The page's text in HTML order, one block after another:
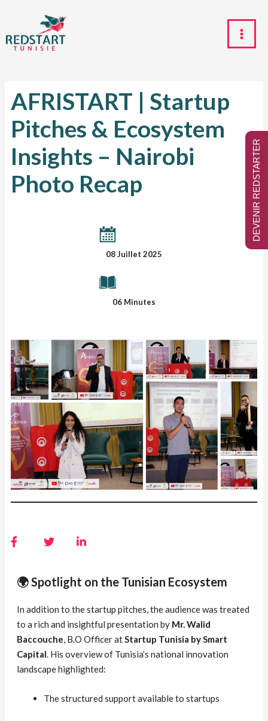
AFRISTART | Startup
Pitches & Ecosystem
Insights – Nairobi
Photo Recap
08 Juillet 2025
06 Minutes
🌍 Spotlight on the Tunisian Ecosystem
In addition to the startup pitches, the audience was treated
to a rich and insightful presentation by Mr. Walid
Baccouche, B.O Officer atStartup Tunisia by Smart
Capital. His overview of Tunisia’s national innovation
landscape highlighted:
The structured support available to startups
DEVENIR REDSTARTER